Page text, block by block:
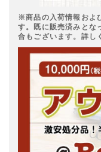
※商品の入荷情報およ
す。既に販売済みとな
合もございます。詳し